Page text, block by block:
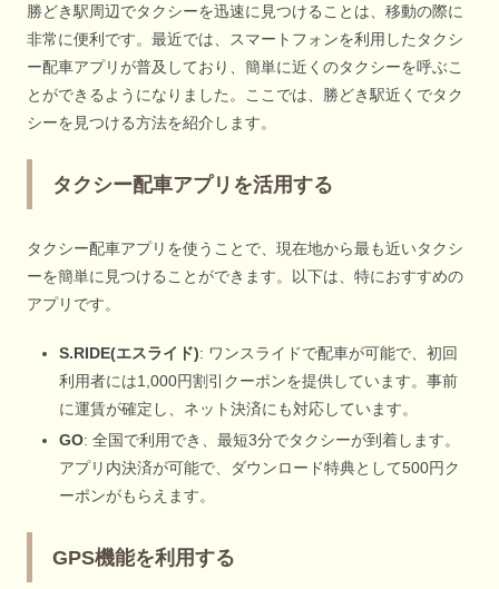
勝どき駅周辺でタクシーを迅速に見つけることは、移動の際に
非常に便利です。最近では、スマートフォンを利用したタクシ
ー配車アプリが普及しており、簡単に近くのタクシーを呼ぶこ
とができるようになりました。ここでは、勝どき駅近くでタク
シーを見つける方法を紹介します。
タクシー配車アプリを活用する
タクシー配車アプリを使うことで、現在地から最も近いタクシ
ーを簡単に見つけることができます。以下は、特におすすめの
アプリです。
S.RIDE(エスライド): ワンスライドで配車が可能で、初回
利用者には1,000円割引クーポンを提供しています。事前
に運賃が確定し、ネット決済にも対応しています。
GO: 全国で利用でき、最短3分でタクシーが到着します。
アプリ内決済が可能で、ダウンロード特典として500円ク
ーポンがもらえます。
GPS機能を利用する